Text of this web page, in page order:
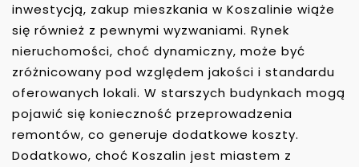
inwestycją, zakup mieszkania w Koszalinie wiąże
się również z pewnymi wyzwaniami. Rynek
nieruchomości, choć dynamiczny, może być
zróżnicowany pod względem jakości i standardu
oferowanych lokali. W starszych budynkach mogą
pojawić się konieczność przeprowadzenia
remontów, co generuje dodatkowe koszty.
Dodatkowo, choć Koszalin jest miastem z